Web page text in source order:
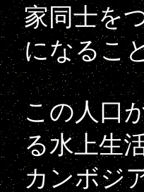
家同士を
になるこ
この人口
る水上生
カンボジ